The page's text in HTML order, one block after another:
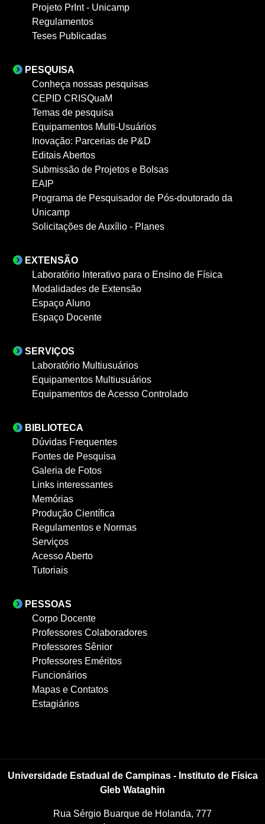
Projeto PrInt - Unicamp
Regulamentos
Teses Publicadas
PESQUISA
Conheça nossas pesquisas
CEPID CRISQuaM
Temas de pesquisa
Equipamentos Multi-Usuários
Inovação: Parcerias de P&D
Editais Abertos
Submissão de Projetos e Bolsas
EAIP
Programa de Pesquisador de Pós-doutorado da
Unicamp
Solicitações de Auxílio - Planes
EXTENSÃO
Laboratório Interativo para o Ensino de Física
Modalidades de Extensão
Espaço Aluno
Espaço Docente
SERVIÇOS
Laboratório Multiusuários
Equipamentos Multiusuários
Equipamentos de Acesso Controlado
BIBLIOTECA
Dúvidas Frequentes
Fontes de Pesquisa
Galeria de Fotos
Links interessantes
Memórias
Produção Científica
Regulamentos e Normas
Serviços
Acesso Aberto
Tutoriais
PESSOAS
Corpo Docente
Professores Colaboradores
Professores Sênior
Professores Eméritos
Funcionários
Mapas e Contatos
Estagiários
Universidade Estadual de Campinas - Instituto de Física
Gleb Wataghin
Rua Sérgio Buarque de Holanda, 777